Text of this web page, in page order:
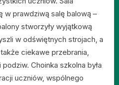
w prawdziwą salę balową –
stworzyły wyjątkową
w odświętnych strojach, a
ciekawe przebrania,
Choinka szkolna była
uczniów, wspólnego